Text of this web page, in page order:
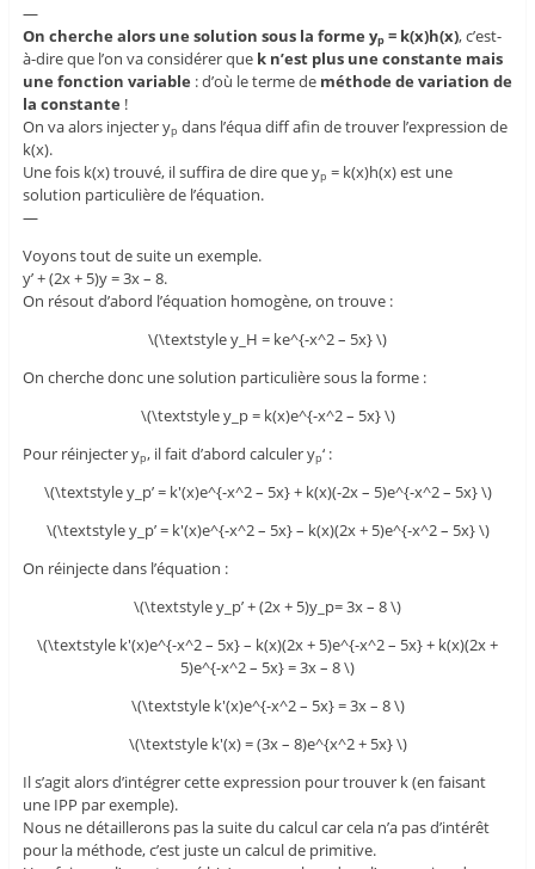
—
On cherche alors une solution sous la forme yp= k(x)h(x), c’est-
à-dire que l’on va considérer que k n’est plus une constante mais
une fonction variable : d’où le terme de méthode de variation de
la constante !
On va alors injecter yp dans l’équa diff afin de trouver l’expression de
k(x).
Une fois k(x) trouvé, il suffira de dire que yp = k(x)h(x) est une
solution particulière de l’équation.
—
Voyons tout de suite un exemple.
y’ + (2x + 5)y = 3x – 8.
On résout d’abord l’équation homogène, on trouve :
\(\textstyle y_H = ke^{-x^2 – 5x} \)
On cherche donc une solution particulière sous la forme :
\(\textstyle y_p = k(x)e^{-x^2 – 5x} \)
Pour réinjecter yp, il fait d’abord calculer yp‘ :
\(\textstyle y_p’ = k'(x)e^{-x^2 – 5x} + k(x)(-2x – 5)e^{-x^2 – 5x} \)
\(\textstyle y_p’ = k'(x)e^{-x^2 – 5x} – k(x)(2x + 5)e^{-x^2 – 5x} \)
On réinjecte dans l’équation :
\(\textstyle y_p’ + (2x + 5)y_p= 3x – 8 \)
\(\textstyle k'(x)e^{-x^2 – 5x} – k(x)(2x + 5)e^{-x^2 – 5x} + k(x)(2x +
5)e^{-x^2 – 5x} = 3x – 8 \)
\(\textstyle k'(x)e^{-x^2 – 5x} = 3x – 8 \)
\(\textstyle k'(x) = (3x – 8)e^{x^2 + 5x} \)
Il s’agit alors d’intégrer cette expression pour trouver k (en faisant
une IPP par exemple).
Nous ne détaillerons pas la suite du calcul car cela n’a pas d’intérêt
pour la méthode, c’est juste un calcul de primitive.